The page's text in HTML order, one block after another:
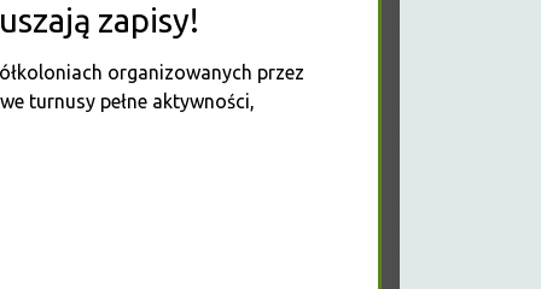
zapisy!
organizowanych przez
turnusy pełne aktywności,